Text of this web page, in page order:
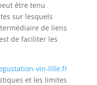
être tenu
sur lesquels
de liens
de faciliter les
vin-lille.fr
et les limites